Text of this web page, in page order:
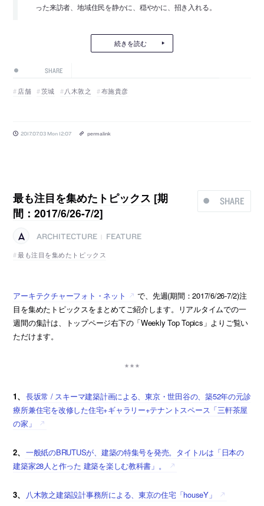
った来訪者、地域住民を静かに、穏やかに、招き入れる。
続きを読む
SHARE
店舗 茨城 八木敦之 布施貴彦
2017.07.03 Mon 12:07 permalink
SHARE
最も注目を集めたトピックス [期
間：2017/6/26-7/2]
ARCHITECTURE
FEATURE
最も注目を集めたトピックス
アーキテクチャーフォト・ネット
で、先週(期間：2017/6/26-7/2)注
目を集めたトピックスをまとめてご紹介します。リアルタイムでの一
週間の集計は、トップページ右下の「Weekly Top Topics」よりご覧い
ただけます。
1、
長坂常 / スキーマ建築計画による、東京・世田谷の、築52年の元診
療所兼住宅を改修した住宅+ギャラリー+テナントスペース「三軒茶屋
の家」
2、
一般紙のBRUTUSが、建築の特集号を発売。タイトルは「日本の
建築家28人と作った 建築を楽しむ教科書」。
3、 八木敦之建築設計事務所による、東京の住宅「houseY」